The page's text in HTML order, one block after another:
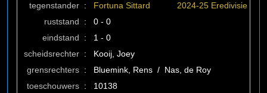
tegenstander : Fortuna Sittard
2024-25 Eredivisie
ruststand
:
0 - 0
eindstand
:
1 - 0
scheidsrechter :
Kooij, Joey
grensrechters :
Bluemink, Rens / Nas, de Roy
toeschouwers :
10138